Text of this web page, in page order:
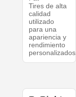
Tires de alta
calidad
utilizado
para una
apariencia y
rendimiento
personalizados.